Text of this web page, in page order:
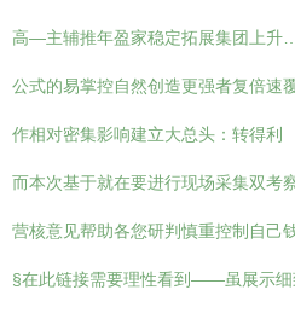
高—主辅推年盈家稳定拓展集团上
公式的易掌控自然创造更强者复倍速
作相对密集影响建立大总头：转得利
而本次基于就在要进行现场采集双考
营核意见帮助各您研判慎重控制自己
§在此链接需要理性看到——虽展示细